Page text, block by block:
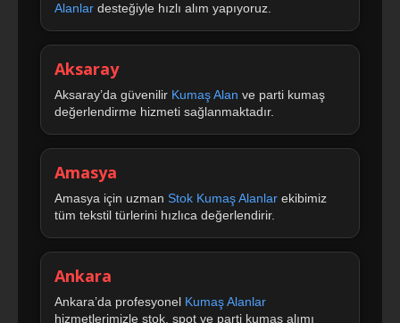
Alanlar desteğiyle hızlı alım yapıyoruz.
Aksaray
Aksaray’da güvenilir Kumaş Alan ve parti kumaş
değerlendirme hizmeti sağlanmaktadır.
Amasya
Amasya için uzman Stok Kumaş Alanlar ekibimiz
tüm tekstil türlerini hızlıca değerlendirir.
Ankara
Ankara’da profesyonel Kumaş Alanlar
hizmetlerimizle stok, spot ve parti kumaş alımı